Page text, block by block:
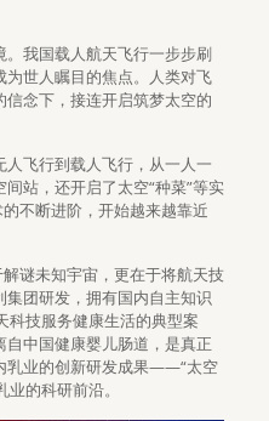
我国载人航天飞行一步步刷
世人瞩目的焦点。人类对飞
念下，接连开启筑梦太空的
飞行到载人飞行，从一人一
站，还开启了太空“种菜”等实
不断进阶，开始越来越靠近
谜未知宇宙，更在于将航天技
团研发，拥有国内自主知识
科技服务健康生活的典型案
中国健康婴儿肠道，是真正
乳业的创新研发成果——“太空
的科研前沿。